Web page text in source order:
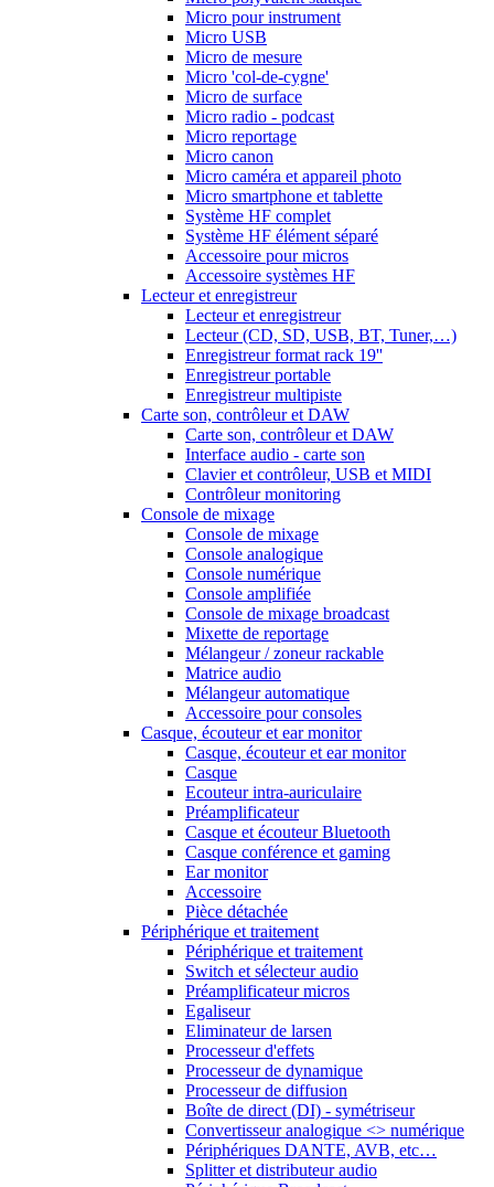
Micro pour instrument
Micro USB
Micro de mesure
Micro 'col-de-cygne'
Micro de surface
Micro radio - podcast
Micro reportage
Micro canon
Micro caméra et appareil photo
Micro smartphone et tablette
Système HF complet
Système HF élément séparé
Accessoire pour micros
Accessoire systèmes HF
Lecteur et enregistreur
Lecteur et enregistreur
Lecteur (CD, SD, USB, BT, Tuner,…)
Enregistreur format rack 19''
Enregistreur portable
Enregistreur multipiste
Carte son, contrôleur et DAW
Carte son, contrôleur et DAW
Interface audio - carte son
Clavier et contrôleur, USB et MIDI
Contrôleur monitoring
Console de mixage
Console de mixage
Console analogique
Console numérique
Console amplifiée
Console de mixage broadcast
Mixette de reportage
Mélangeur / zoneur rackable
Matrice audio
Mélangeur automatique
Accessoire pour consoles
Casque, écouteur et ear monitor
Casque, écouteur et ear monitor
Casque
Ecouteur intra-auriculaire
Préamplificateur
Casque et écouteur Bluetooth
Casque conférence et gaming
Ear monitor
Accessoire
Pièce détachée
Périphérique et traitement
Périphérique et traitement
Switch et sélecteur audio
Préamplificateur micros
Egaliseur
Eliminateur de larsen
Processeur d'effets
Processeur de dynamique
Processeur de diffusion
Boîte de direct (DI) - symétriseur
Convertisseur analogique <> numérique
Périphériques DANTE, AVB, etc…
Splitter et distributeur audio